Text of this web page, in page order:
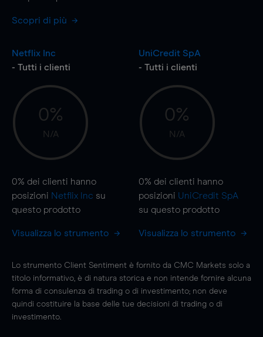
Scopri di più
Netflix Inc
- Tutti i clienti
0%
N/A
0% dei clienti hanno
posizioni Netflix Inc su
questo prodotto
Visualizza lo strumento
UniCredit SpA
- Tutti i clienti
0%
N/A
0% dei clienti hanno
posizioni UniCredit SpA
su questo prodotto
Visualizza lo strumento
Lo strumento Client Sentiment è fornito da CMC Markets solo a
titolo informativo, è di natura storica e non intende fornire alcuna
forma di consulenza di trading o di investimento; non deve
quindi costituire la base delle tue decisioni di trading o di
investimento.